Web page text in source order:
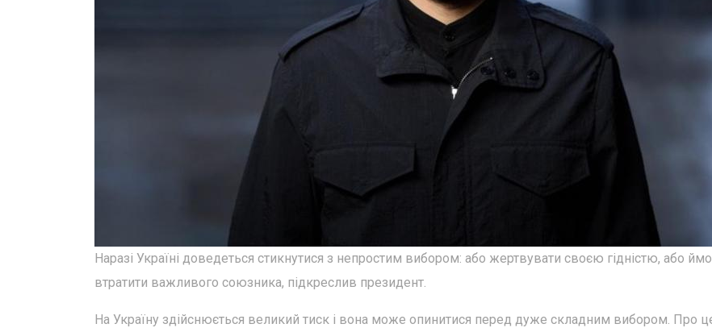
Наразі Україні доведеться стикнутися з непростим вибором: або жертвувати своєю гідністю, або
втратити важливого союзника, підкреслив президент.
На Україну здійснюється великий тиск і вона може опинитися перед дуже складним вибором. Про